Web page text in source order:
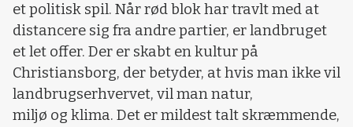
et politisk spil. Når rød blok har travlt med at
distancere sig fra andre partier, er landbruget
et let offer. Der er skabt en kultur på
Christiansborg, der betyder, at hvis man ikke vil
landbrugserhvervet, vil man natur,
miljø og klima. Det er mildest talt skræmmende,